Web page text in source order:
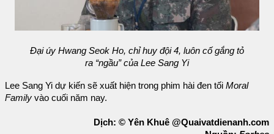
Đại úy Hwang Seok Ho, chỉ huy đội 4, luôn cố gắng tỏ
ra “ngầu” của Lee Sang Yi
Lee Sang Yi dự kiến sẽ xuất hiện trong phim hài đen tối Moral
Family vào cuối năm nay.
Dịch: © Yên Khuê @Quaivatdienanh.com